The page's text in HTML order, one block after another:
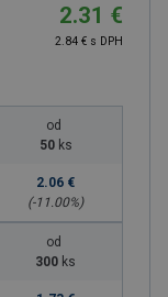
2.31 €
2.84 € s DPH
od
50 ks
2.06 €
(-11.00%)
od
300 ks